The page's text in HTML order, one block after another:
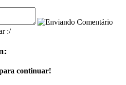
:/
continuar!